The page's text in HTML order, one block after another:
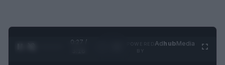
0:28 /
AdhubMedia